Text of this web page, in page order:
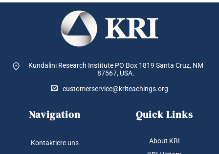
Kundalini Research Institute PO Box 1819 Santa Cruz, NM
87567, USA.
customerservice@kriteachings.org
Navigation
Kontaktiere uns
Quick Links
About KRI